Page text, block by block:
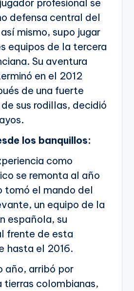
profesional se
defensa central del
mismo, supo jugar
equipos de la tercera
Su aventura
en el 2012
de una fuerte
de sus rodillas, decidió
los banquillos:
como
se remonta al año
tomó el mando del
un equipo de la
española, su
frente de esta
hasta el 2016.
año, arribó por
tierras colombianas,